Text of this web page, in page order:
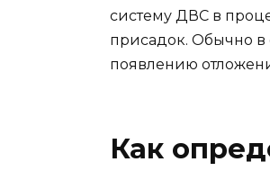
систему ДВС в
присадок. Обычно в
появлению
Как